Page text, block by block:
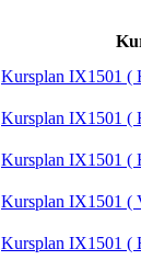
Kursplan IX1501 (
Kursplan IX1501 (
Kursplan IX1501 (
Kursplan IX1501 (
Kursplan IX1501 (